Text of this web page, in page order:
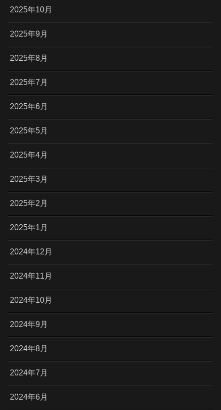
2025年10月
2025年9月
2025年8月
2025年7月
2025年6月
2025年5月
2025年4月
2025年3月
2025年2月
2025年1月
2024年12月
2024年11月
2024年10月
2024年9月
2024年8月
2024年7月
2024年6月